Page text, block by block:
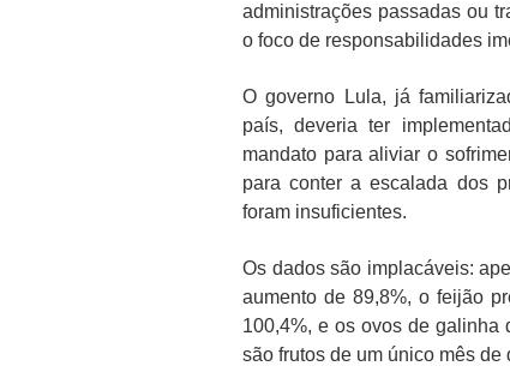
administrações passadas ou
o foco de responsabilidades
O governo Lula, já
país, deveria ter
mandato para aliviar o
para conter a escalada dos
foram insuficientes.
Os dados são implacáveis:
aumento de 89,8%, o feijão
100,4%, e os ovos de galinha
são frutos de um único mês